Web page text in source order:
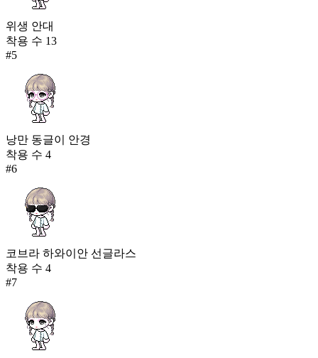
위생 안대
착용 수 13
#5
낭만 동글이 안경
착용 수 4
#6
코브라 하와이안 선글라스
착용 수 4
#7